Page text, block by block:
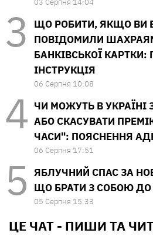
ЩО РОБИТИ, ЯКЩО ВИ
ПОВІДОМИЛИ
БАНКІВСЬКОЇ
ІНСТРУКЦІЯ
06 Серпня 10:08
ЧИ МОЖУТЬ В
АБО СКАСУВАТИ
ЧАСИ": ПОЯСНЕННЯ
06 Серпня 17:51
ЯБЛУЧНИЙ СПАС ЗА
ЩО БРАТИ З СОБОЮ ДО
05 Серпня 15:33
ЦЕ ЧАТ - ПИШИ ТА